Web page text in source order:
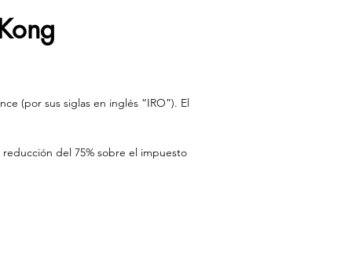
Ventajas de Crear una
(por sus siglas en inglés “IRO”). El
reducción del 75% sobre el impuesto